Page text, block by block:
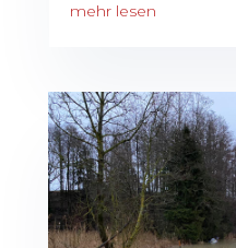
mehr lesen